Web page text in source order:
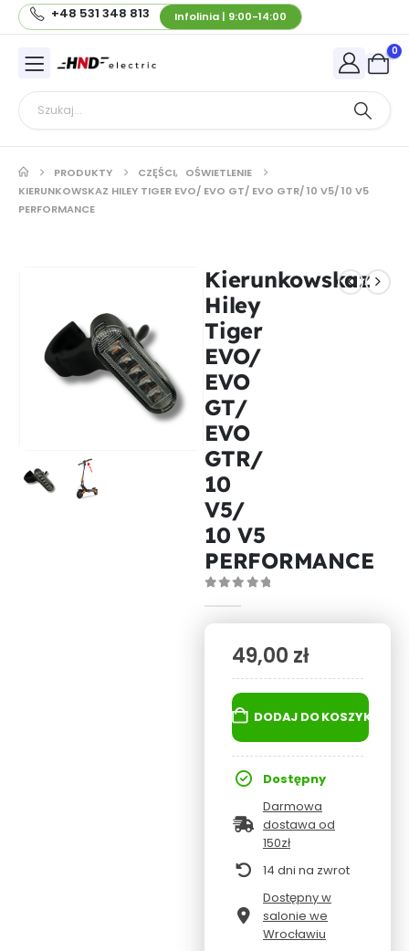
+48 531 348 813 Infolinia | 9:00-14:00
0
PRODUKTY CZĘŚCI, OŚWIETLENIE
KIERUNKOWSKAZ HILEY TIGER EVO/ EVO GT/ EVO GTR/ 10 V5/ 10 V5
PERFORMANCE
Kierunkowskaz
Hiley
Tiger
EVO/
EVO
GT/
EVO
GTR/
10
V5/
10 V5
PERFORMANCE
49,00 zł
DODAJ DO KOSZYKA
Dostępny
Darmowa
dostawa od
150zł
14 dni na zwrot
Dostępny w
salonie we
Wrocławiu